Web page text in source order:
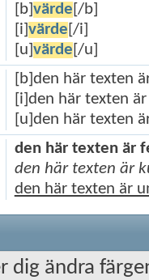
[b] värde [/b]
[i] värde [/i]
[u] värde [/u]
[b]den här texten
[i]den här texten
[u]den här texten
den här texten är
den här texten är
den här texten är
dig ändra